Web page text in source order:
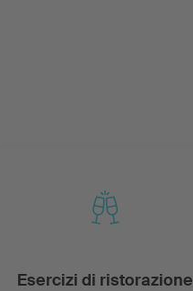
Esercizi di ristorazione